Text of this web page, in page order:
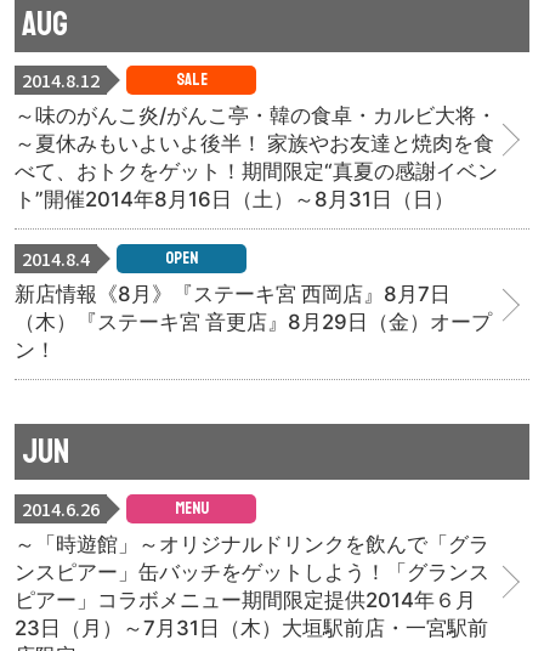
AUG
2014.8.12 SALE
～味のがんこ炎/がんこ亭・韓の食卓・カルビ大将・
～ 夏休みもいよいよ後半！ 家族やお友達と焼肉を食
べて、おトクをゲット！期間限定“真夏の感謝イベン
ト”開催2014年8月16日（土）～8月31日（日）
2014.8.4 OPEN
新店情報《8月》『ステーキ宮 西岡店』8月7日
（木）『ステーキ宮 音更店』8月29日（金）オープ
ン！
JUN
2014.6.26 MENU
～「時遊館」～オリジナルドリンクを飲んで「グラ
ンスピアー」缶バッチをゲットしよう！「グランス
ピアー」コラボメニュー期間限定提供2014年６月
23日（月）～7月31日（木）大垣駅前店・一宮駅前